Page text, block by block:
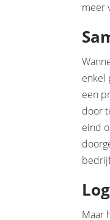
meer
enkel
een
door
eind
Maar